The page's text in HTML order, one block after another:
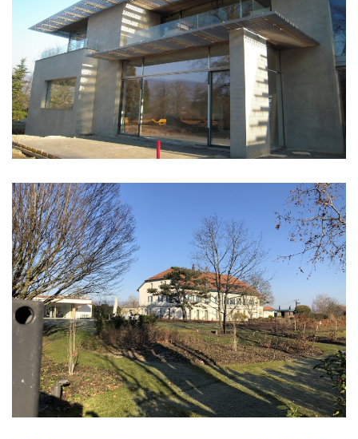
Forgot
your
password?
Forgot
your
username?
GOOGLE